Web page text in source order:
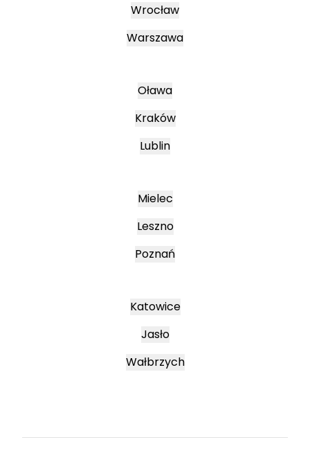
Wrocław
Warszawa
Oława
Kraków
Lublin
Mielec
Leszno
Poznań
Katowice
Jasło
Wałbrzych